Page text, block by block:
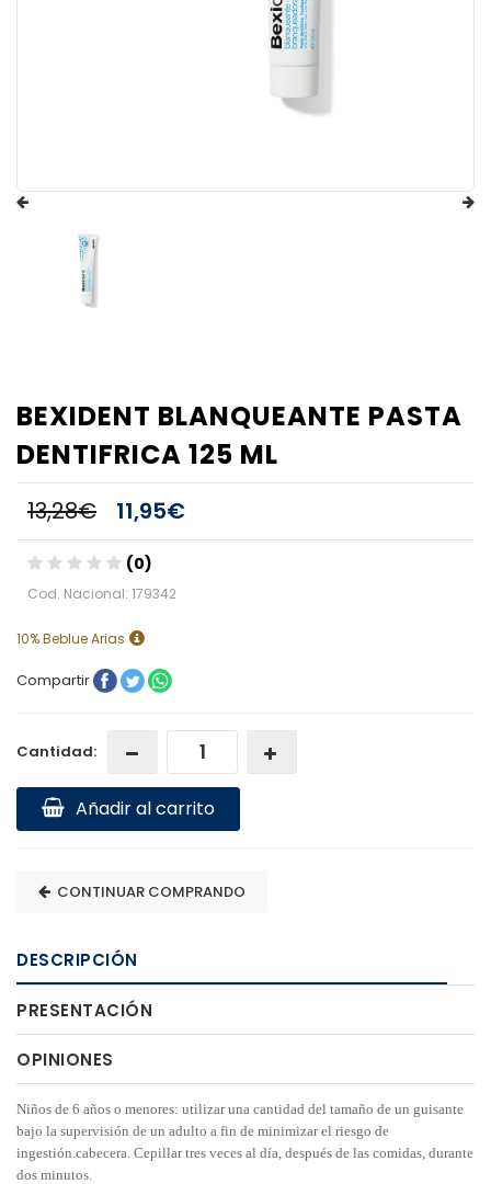
BEXIDENT BLANQUEANTE PASTA
DENTIFRICA 125 ML
13,28€ 11,95€
(0)
Cod. Nacional: 179342
10% Beblue Arias
Compartir
Cantidad:
Añadir al carrito
CONTINUAR COMPRANDO
DESCRIPCIÓN
PRESENTACIÓN
OPINIONES
Niños de 6 años o menores: utilizar una cantidad del tamaño de un guisante
bajo la supervisión de un adulto a fin de minimizar el riesgo de
ingestión.cabecera. Cepillar tres veces al día, después de las comidas, durante
dos minutos.